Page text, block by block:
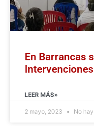
En Barrancas
LEER MÁS»
2 mayo, 2023 No